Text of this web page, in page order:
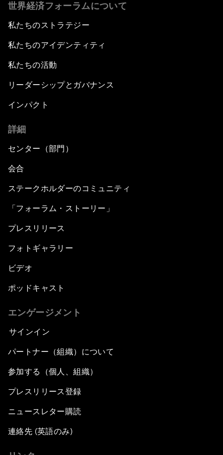
世界経済フォーラムについて
私たちのストラテジー
私たちのアイデンティティ
私たちの活動
リーダーシップとガバナンス
インパクト
詳細
センター（部門）
会合
ステークホルダーのコミュニティ
「フォーラム・ストーリー」
プレスリリース
フォトギャラリー
ビデオ
ポッドキャスト
エンゲージメント
サインイン
パートナー（組織）について
参加する（個人、組織）
プレスリリース登録
ニュースレター購読
連絡先 (英語のみ)